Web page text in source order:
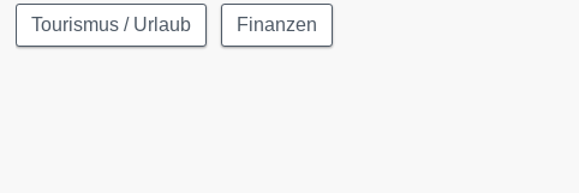
Tourismus / Urlaub Finanzen